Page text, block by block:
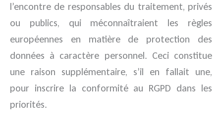
l’encontre de responsables du traitement, privés
ou publics, qui méconnaîtraient les règles
européennes en matière de protection des
données à caractère personnel. Ceci constitue
une raison supplémentaire, s’il en fallait une,
pour inscrire la conformité au RGPD dans les
priorités.